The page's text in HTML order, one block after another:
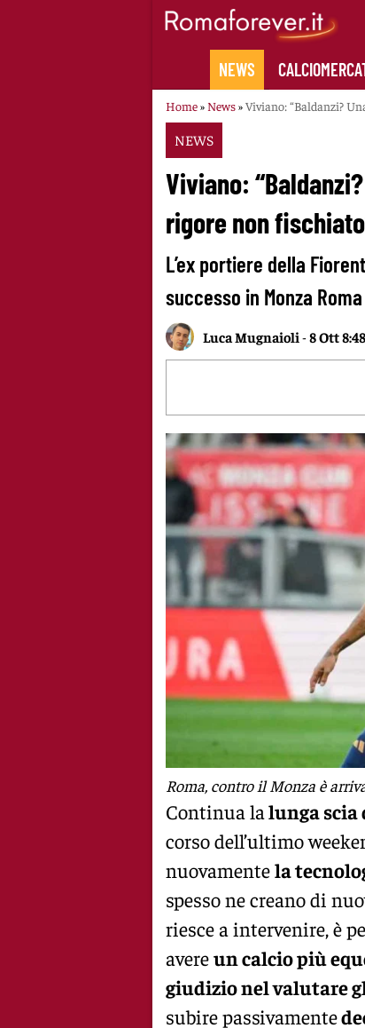
NEWS
Home» News»Viviano: “Baldanzi?
NEWS
Viviano:
rigore non
L’ex portiere della
successo in Monza
Luca Mugnaioli -8 Ott 8:48
Roma, contro il Monza è
Continua lalunga scia
corso dell’ultimo
nuovamentela
spesso ne creano di
riesce a intervenire, è
avereun calcio più
giudizio nel valutare
subire passivamente